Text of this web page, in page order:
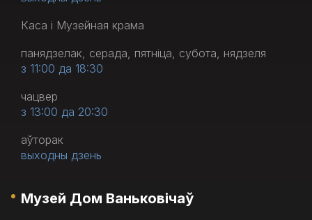
Каса і Музейная крама
панядзелак, серада, пятніца, субота, нядзеля
з 11:00 да 18:30
чацвер
з 13:00 да 20:30
аўторак
выходны дзень
Музей Дом Ваньковічаў